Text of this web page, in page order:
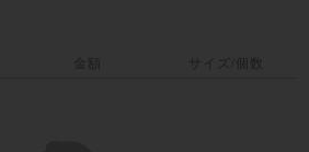
金額 サイズ/個数